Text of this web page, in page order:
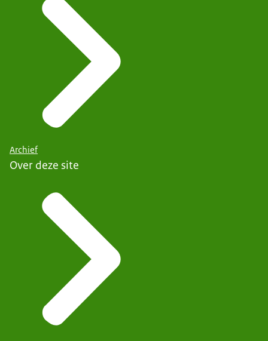
Archief
Over deze site